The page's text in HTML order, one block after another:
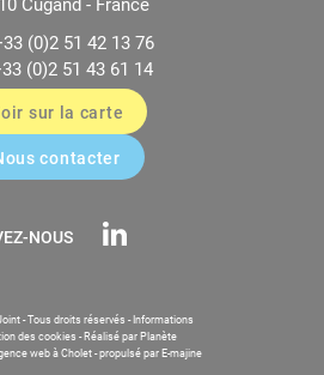
Cugand - France
(0)2 51 42 13 76
(0)2 51 43 61 14
sur la carte
contacter
NOUS
- Tous droits réservés - Informations
des cookies - Réalisé par Planète
web à Cholet-propulsé par E-majine